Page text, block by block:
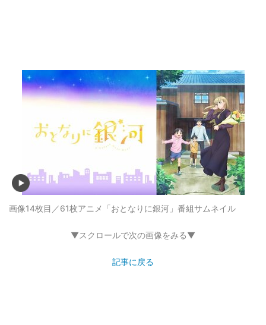
画像14枚目／61枚アニメ「おとなりに銀河」番組サムネイル
▼スクロールで次の画像をみる▼
記事に戻る